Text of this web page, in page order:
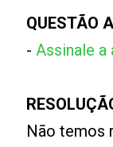
QUESTÃO
-Assinale a
Não temos